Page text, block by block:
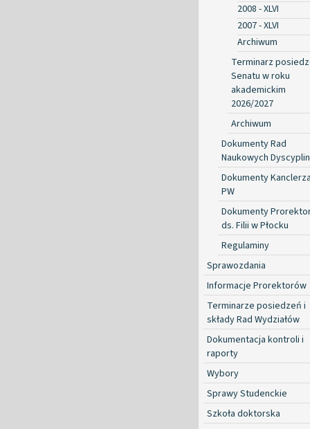
2008 - XLVI
2007 - XLVI
Archiwum
Terminarz
Senatu w roku
akademickim
2026/2027
Archiwum
Dokumenty Rad
Naukowych Dyscyplin
Dokumenty
PW
Dokumenty
ds. Filii w Płocku
Regulaminy
Sprawozdania
Informacje Prorektorów
Terminarze posiedzeń i
składy Rad Wydziałów
Dokumentacja kontroli i
raporty
Wybory
Sprawy Studenckie
Szkoła doktorska